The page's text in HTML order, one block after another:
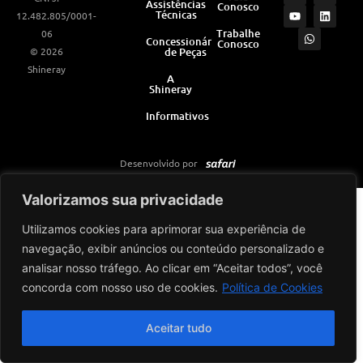
Valorizamos sua privacidade
Utilizamos cookies para aprimorar sua experiência de
navegação, exibir anúncios ou conteúdo personalizado e
analisar nosso tráfego. Ao clicar em “Aceitar todos”, você
concorda com nosso uso de cookies. Política de Cookies
Aceitar tudo
12.482.805/0001-
06
© 2026
Shineray
Assistências
Técnicas
Concessionárias
de Peças
A
Shineray
Informativos
Conosco
Trabalhe
Conosco
s
t
a
c
e
u
t
u
n
k
a
s
a
Desenvolvido por